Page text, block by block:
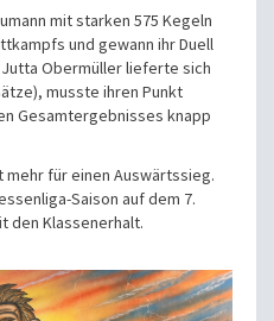
mit starken 575 Kegeln
und gewann ihr Duell
Obermüller lieferte sich
musste ihren Punkt
Gesamtergebnisses knapp
für einen Auswärtssieg.
Saison auf dem 7.
den Klassenerhalt.